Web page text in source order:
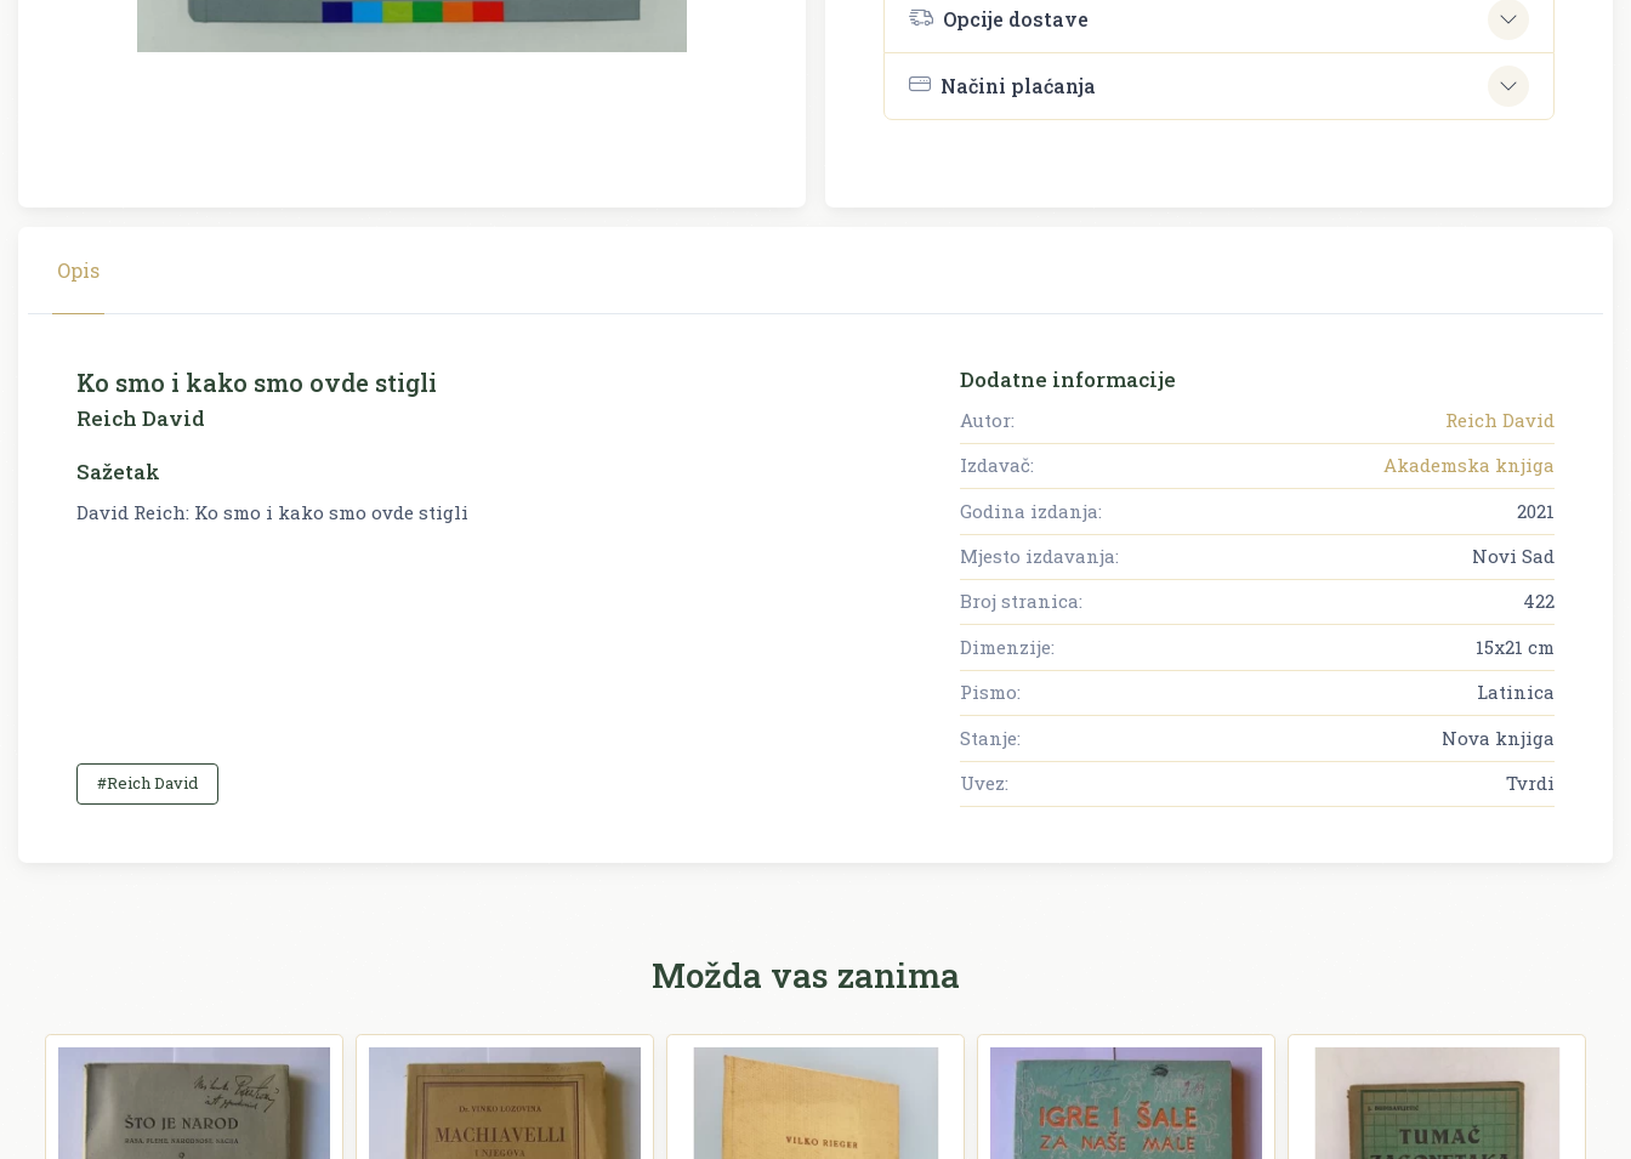
Opcije dostave
Načini plaćanja
Opis
Ko smo i kako smo ovde stigli
Reich David
Sažetak
David Reich: Ko smo i kako smo ovde stigli
#Reich David
Dodatne informacije
Autor:
Reich David
Izdavač:
Akademska knjiga
Godina izdanja:
2021
Mjesto izdavanja:
Novi Sad
Broj stranica:
422
Dimenzije:
15x21 cm
Pismo:
Latinica
Stanje:
Nova knjiga
Uvez:
Tvrdi
Možda vas zanima